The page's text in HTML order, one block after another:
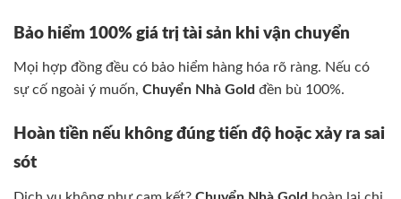
Bảo hiểm 100% giá trị tài sản khi vận chuyển
Mọi hợp đồng đều có bảo hiểm hàng hóa rõ ràng. Nếu có
sự cố ngoài ý muốn, Chuyển Nhà Gold đền bù 100%.
Hoàn tiền nếu không đúng tiến độ hoặc xảy ra sai
sót